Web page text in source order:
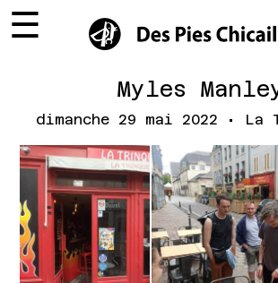
☰
Myles
dimanche 29 mai 2022 •